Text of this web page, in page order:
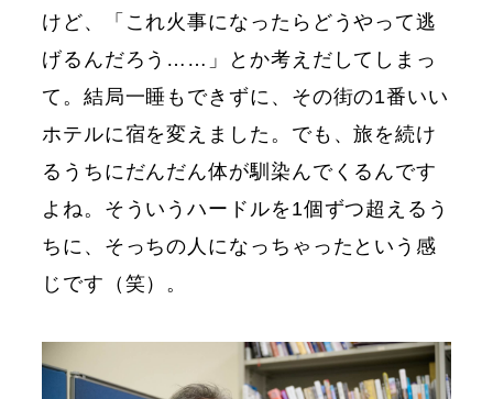
けど、「これ火事になったらどうやって逃
げるんだろう……」とか考えだしてしまっ
て。結局一睡もできずに、その街の1番いい
ホテルに宿を変えました。でも、旅を続け
るうちにだんだん体が馴染んでくるんです
よね。そういうハードルを1個ずつ超えるう
ちに、そっちの人になっちゃったという感
じです（笑）。